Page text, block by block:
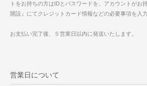
トをお持ちの方はIDとパスワードを、アカウントがお
開設』にてクレジットカード情報などの必要事項を入
お支払い完了後、５営業日以内に発送いたします。
営業日について